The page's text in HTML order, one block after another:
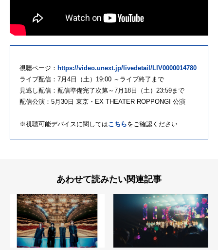
視聴ページ： https://video.unext.jp/livedetail/LIV0000014780
ライブ配信：7月4日（土）19:00 ～ライブ終了まで
見逃し配信：配信準備完了次第～7月18日（土）23:59まで
配信公演：5月30日 東京・EX THEATER ROPPONGI 公演
※視聴可能デバイスに関してはこちらをご確認ください
あわせて読みたい関連記事